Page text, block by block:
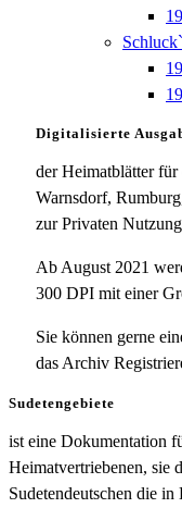
Digitalisierte
der Heimatblätter
Warnsdorf,
zur Privaten
Ab August 2021
300 DPI mit einer
Sie können gerne
das Archiv
Sudetengebiete
ist eine Dokumentation
Heimatvertriebenen, sie
Sudetendeutschen die